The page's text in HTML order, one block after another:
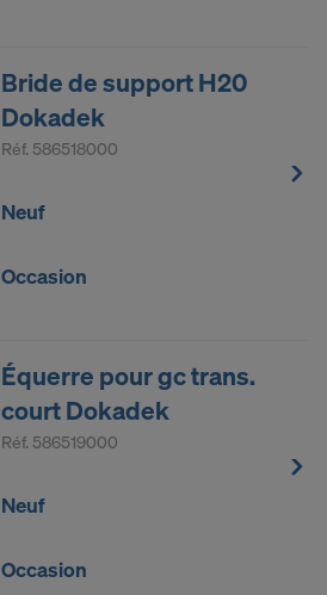
Bride de support H20
Dokadek
Réf. 586518000
Neuf
Occasion
Équerre pour gc trans.
court Dokadek
Réf. 586519000
Neuf
Occasion